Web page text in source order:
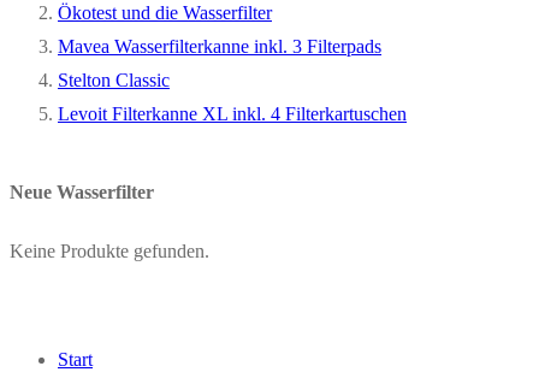
Ökotest und die Wasserfilter
Mavea Wasserfilterkanne inkl. 3 Filterpads
Stelton Classic
Levoit Filterkanne XL inkl. 4 Filterkartuschen
Neue Wasserfilter
Keine Produkte gefunden.
Start